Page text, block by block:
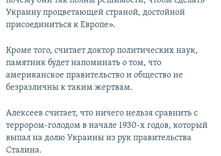
Украину процветающей страной, достойной
присоединиться к Европе».
Кроме того, считает доктор политических наук,
памятник будет напоминать о том, что
американское правительство и общество не
безразличны к таким жертвам.
Алексеев считает, что ничего нельзя сравнить с
террором-голодом в начале 1930-х годов, который
выпал на долю Украины из рук правительства
Сталина.